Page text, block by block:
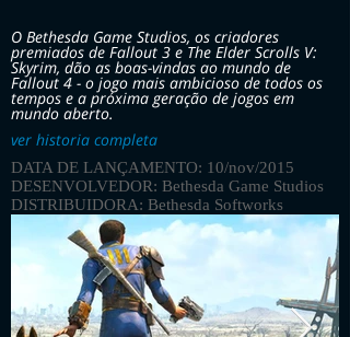
O Bethesda Game Studios, os criadores
premiados de Fallout 3 e The Elder Scrolls V:
Skyrim, dão as boas-vindas ao mundo de
Fallout 4 - o jogo mais ambicioso de todos os
tempos e a próxima geração de jogos em
mundo aberto.
ver historia completa
DATA DE LANÇAMENTO: 10/nov/2015
DESENVOLVEDOR: Bethesda Game Studios
DISTRIBUIDORA: Bethesda Softworks